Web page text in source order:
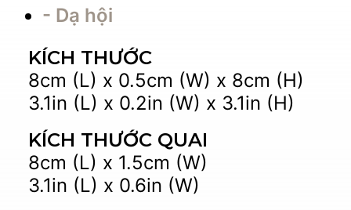
- Dạ hội
KÍCH THƯỚC
8cm (L) x 0.5cm (W) x 8cm (H)
3.1in (L) x 0.2in (W) x 3.1in (H)
KÍCH THƯỚC QUAI
8cm (L) x 1.5cm (W)
3.1in (L) x 0.6in (W)